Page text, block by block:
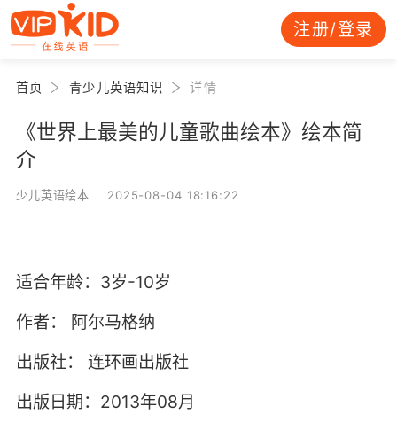
注册/登录
首页 青少儿英语知识 详情
《世界上最美的儿童歌曲绘本》绘本简
介
少儿英语绘本 2025-08-04 18:16:22
适合年龄：3岁-10岁
作者：
阿尔马格纳
出版社：
连环画出版社
出版日期：2013年08月